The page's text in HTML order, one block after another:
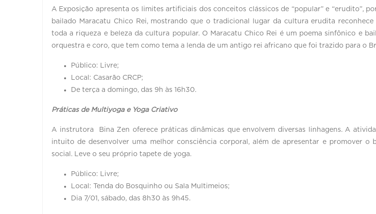
A Exposição apresenta os limites artificiais dos conceitos clássicos de “popular” e “erudito”,
bailado Maracatu Chico Rei, mostrando que o tradicional lugar da cultura erudita reconhece
toda a riqueza e beleza da cultura popular. O Maracatu Chico Rei é um poema sinfônico e
orquestra e coro, que tem como tema a lenda de um antigo rei africano que foi trazido para o
Público: Livre;
Local: Casarão CRCP;
De terça a domingo, das 9h às 16h30.
Práticas de Multiyoga e Yoga Criativo
A instrutora Bina Zen oferece práticas dinâmicas que envolvem diversas linhagens. A
intuito de desenvolver uma melhor consciência corporal, além de apresentar e promover o
social. Leve o seu próprio tapete de yoga.
Público: Livre;
Local: Tenda do Bosquinho ou Sala Multimeios;
Dia 7/01, sábado, das 8h30 às 9h45.